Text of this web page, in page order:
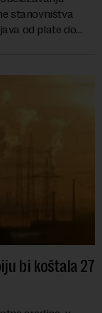
stanovništva
od plate do
bi koštala 27